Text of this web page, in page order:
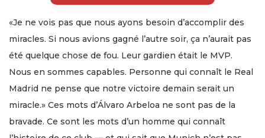
«Je ne vois pas que nous ayons besoin d’accomplir des
miracles. Si nous avions gagné l’autre soir, ça n’aurait pas
été quelque chose de fou. Leur gardien était le MVP.
Nous en sommes capables. Personne qui connaît le Real
Madrid ne pense que notre victoire demain serait un
miracle.» Ces mots d’Álvaro Arbeloa ne sont pas de la
bravade. Ce sont les mots d’un homme qui connaît